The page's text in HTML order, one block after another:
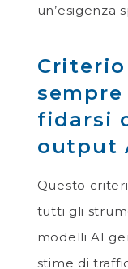
un’esigenza
fidarsi
output
Questo
tutti gli
modelli AI
stime di